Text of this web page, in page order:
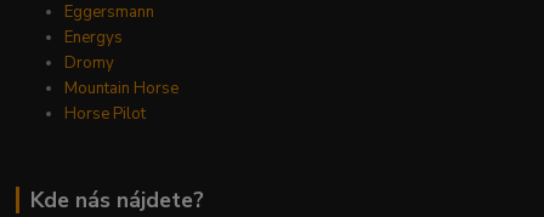
Eggersmann
Energys
Dromy
Mountain Horse
Horse Pilot
Kde nás nájdete?